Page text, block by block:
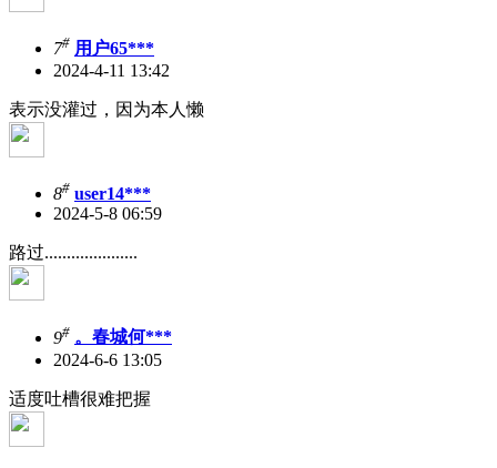
7# 用户65***
2024-4-11 13:42
表示没灌过，因为本人懒
8# user14***
2024-5-8 06:59
路过.....................
9# 。春城何***
2024-6-6 13:05
适度吐槽很难把握